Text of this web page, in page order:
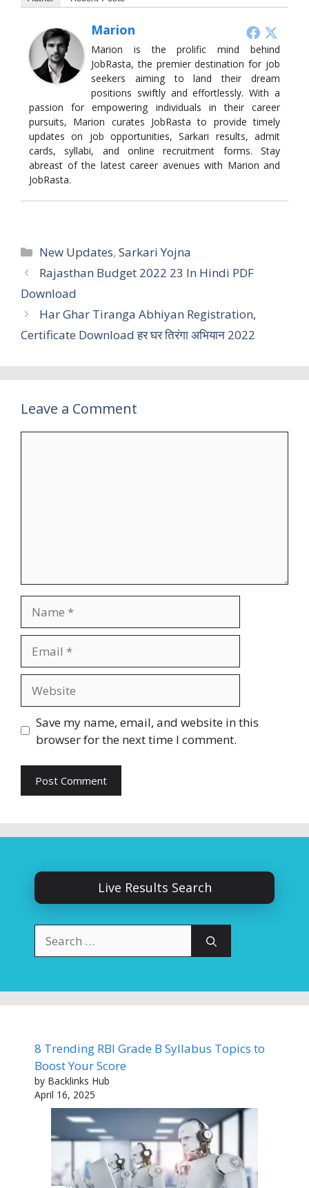
Marion
Marion is the prolific mind behind
JobRasta, the premier destination for job
seekers aiming to land their dream
positions swiftly and effortlessly. With a
passion for empowering individuals in their career
pursuits, Marion curates JobRasta to provide timely
updates on job opportunities, Sarkari results, admit
cards, syllabi, and online recruitment forms. Stay
abreast of the latest career avenues with Marion and
JobRasta.
Categories
New Updates,Sarkari Yojna
Rajasthan Budget 2022 23 In Hindi PDF
Download
Har Ghar Tiranga Abhiyan Registration,
Certificate Download हर घर तिरंगा अभियान 2022
Leave a Comment
Save my name, email, and website in this
browser for the next time I comment.
Live Results Search
for:
8 Trending RBI Grade B Syllabus Topics to
Boost Your Score
by Backlinks Hub
April 16, 2025